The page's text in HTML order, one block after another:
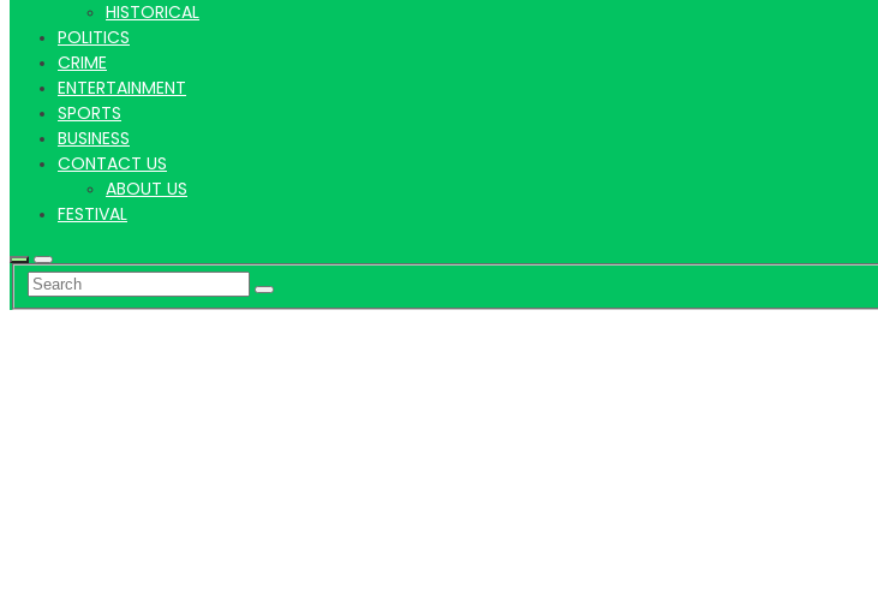
HISTORICAL
POLITICS
CRIME
ENTERTAINMENT
SPORTS
BUSINESS
CONTACT US
ABOUT US
FESTIVAL